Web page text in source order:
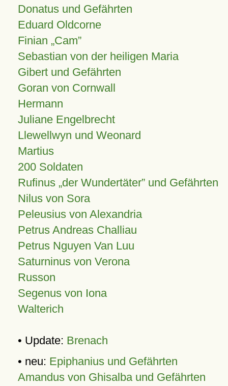
Donatus und Gefährten
Eduard Oldcorne
Finian Cam
Sebastian von der heiligen Maria
Gibert und Gefährten
Goran von Cornwall
Hermann
Juliane Engelbrecht
Llewellwyn und Weonard
Martius
200 Soldaten
Rufinus „der Wundertäter” und Gefährten
Nilus von Sora
Peleusius von Alexandria
Petrus Andreas Challiau
Petrus Nguyen Van Luu
Saturninus von Verona
Russon
Segenus von Iona
Walterich
• Update: Brenach
• neu: Epiphanius und Gefährten
Amandus von Ghisalba und Gefährten